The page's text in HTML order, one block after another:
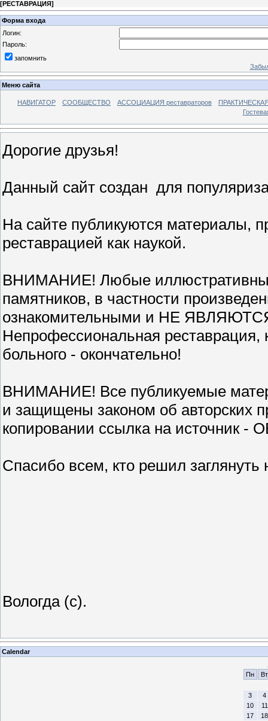
[РЕСТАВРАЦИЯ]
Форма входа
Логин:
Пароль:
запомнить
Меню сайта
НАВИГАТОР СООБЩЕСТВО АССОЦИАЦИЯ реставраторов
Дорогие друзья!
Данный сайт создан для
На сайте публикуются материалы,
реставрацией как наукой.
ВНИМАНИЕ! Любые иллюстративные
памятников, в частности
ознакомительными и НЕ
Непрофессиональная реставрация,
больного - окончательно!
ВНИМАНИЕ! Все публикуемые
и защищены законом об авторских
копировании ссылка на источник
Спасибо всем, кто решил заглянуть
Вологда (с).
Calendar
Пн
Вт
3
4
10
11
17
18